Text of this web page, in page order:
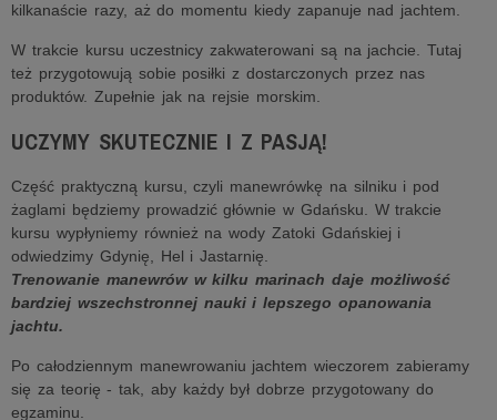
kilkanaście razy, aż do momentu kiedy zapanuje nad jachtem.
W trakcie kursu uczestnicy zakwaterowani są na jachcie. Tutaj
też przygotowują sobie posiłki z dostarczonych przez nas
produktów. Zupełnie jak na rejsie morskim.
UCZYMY SKUTECZNIE I Z PASJĄ!
Część praktyczną kursu, czyli manewrówkę na silniku i pod
żaglami będziemy prowadzić głównie w Gdańsku. W trakcie
kursu wypłyniemy również na wody Zatoki Gdańskiej i
odwiedzimy Gdynię, Hel i Jastarnię.
Trenowanie manewrów w kilku marinach daje możliwość
bardziej wszechstronnej nauki i lepszego opanowania
jachtu.
Po całodziennym manewrowaniu jachtem wieczorem zabieramy
się za teorię - tak, aby każdy był dobrze przygotowany do
egzaminu.